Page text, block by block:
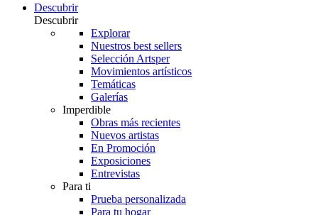
Descubrir
Descubrir
Explorar
Nuestros best sellers
Selección Artsper
Movimientos artísticos
Temáticas
Galerías
Imperdible
Obras más recientes
Nuevos artistas
En Promoción
Exposiciones
Entrevistas
Para ti
Prueba personalizada
Para tu hogar